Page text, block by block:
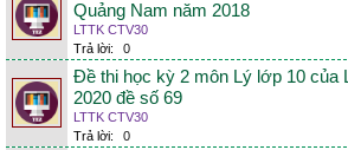
Quảng Nam năm 2018
LTTK CTV30
Trả lời:
0
Đề thi học kỳ 2 môn Lý lớp 10 của
2020 đề số 69
LTTK CTV30
Trả lời:
0